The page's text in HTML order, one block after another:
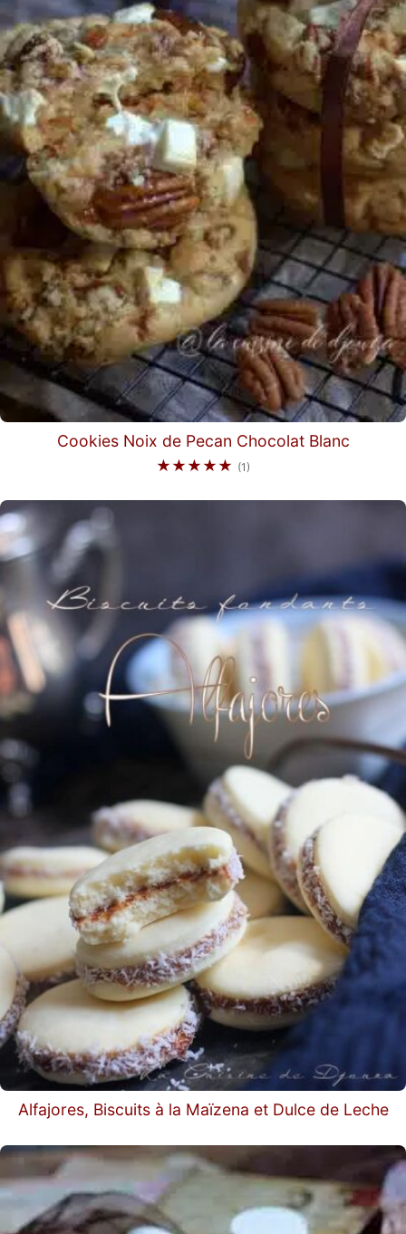
Cookies Noix de Pecan Chocolat Blanc
★★★★★ (1)
Alfajores, Biscuits à la Maïzena et Dulce de Leche